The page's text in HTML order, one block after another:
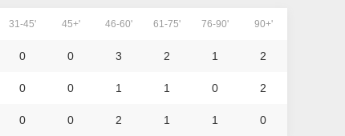
31-45' 45+' 46-60' 61-75' 76-90' 90+'
0 0 3 2 1 2
0 0 1 1 0 2
0 0 2 1 1 0